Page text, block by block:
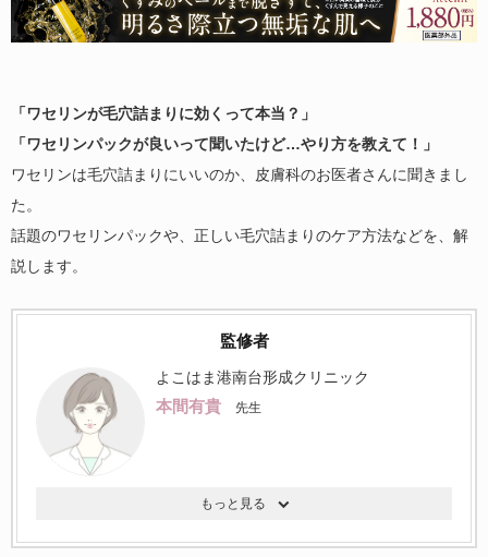
「ワセリンが毛穴詰まりに効くって本当？」
「ワセリンパックが良いって聞いたけど…やり方を教えて！」
ワセリンは毛穴詰まりにいいのか、皮膚科のお医者さんに聞きまし
た。
話題のワセリンパックや、正しい毛穴詰まりのケア方法などを、解
説します。
監修者
よこはま港南台形成クリニック
本間有貴 先生